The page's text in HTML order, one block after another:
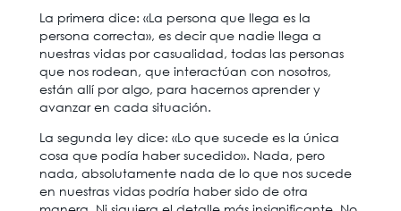
La primera dice: «La persona que llega es la
persona correcta», es decir que nadie llega a
nuestras vidas por casualidad, todas las personas
que nos rodean, que interactúan con nosotros,
están allí por algo, para hacernos aprender y
avanzar en cada situación.
La segunda ley dice: «Lo que sucede es la única
cosa que podía haber sucedido». Nada, pero
nada, absolutamente nada de lo que nos sucede
en nuestras vidas podría haber sido de otra